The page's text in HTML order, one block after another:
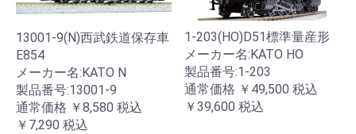
13001-9(N)西武鉄道保存車
E854
メーカー名:KATO N
製品番号:13001-9
通常価格 ￥8,580 税込
￥7,290 税込
1-203(HO)D51標準量産形
メーカー名:KATO HO
製品番号:1-203
通常価格 ￥49,500 税込
￥39,600 税込